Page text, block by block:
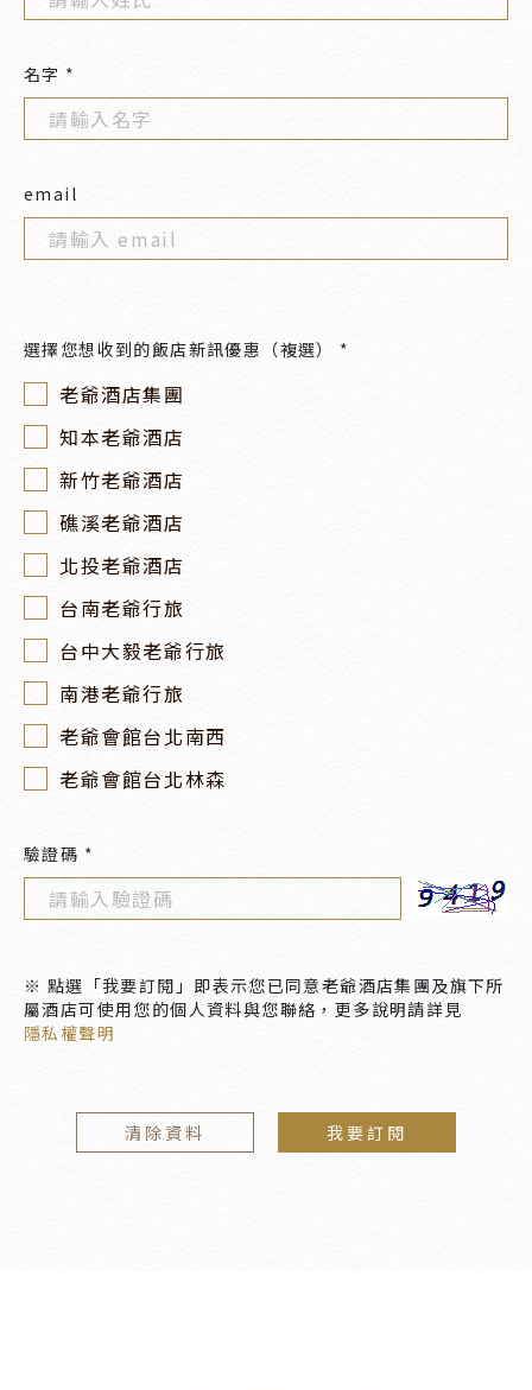
名字 *
email
選擇您想收到的飯店新訊優惠（複選） *
老爺酒店集團
知本老爺酒店
新竹老爺酒店
礁溪老爺酒店
北投老爺酒店
台南老爺行旅
台中大毅老爺行旅
南港老爺行旅
老爺會館台北南西
老爺會館台北林森
驗證碼 *
※ 點選「我要訂閱」即表示您已同意老爺酒店集團及旗下所
屬酒店可使用您的個人資料與您聯絡，更多說明請詳見
隱私權聲明
清除資料 我要訂閱